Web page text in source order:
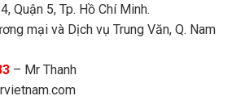
Quận 5, Tp. Hồ Chí Minh.
mại và Dịch vụ Trung Văn, Q. Nam
– Mr Thanh